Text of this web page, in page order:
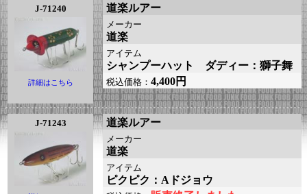
J-71240
詳細はこちら
道楽ルアー
メーカー
道楽
アイテム
シャンプーハット ダディー：獅子舞
税込価格： 4,400円
J-71243 道楽ルアー
メーカー
道楽
アイテム
ピクピク：Aドジョウ